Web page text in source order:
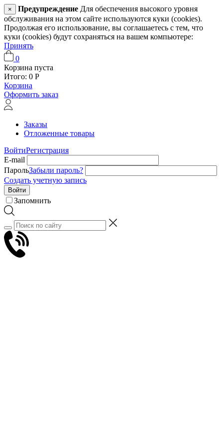
× Предупреждение Для обеспечения высокого уровня
обслуживания на этом сайте используются куки (cookies).
Продолжая его использование, вы соглашаетесь с тем, что
куки (cookies) будут сохраняться на вашем компьютере:
Принять
0
Корзина пуста
Итого: 0 Р
Корзина
Оформить заказ
Заказы
Отложенные товары
ВойтиРегистрация
E-mail
ПарольЗабыли пароль?
Создать учетную запись
Войти
Запомнить